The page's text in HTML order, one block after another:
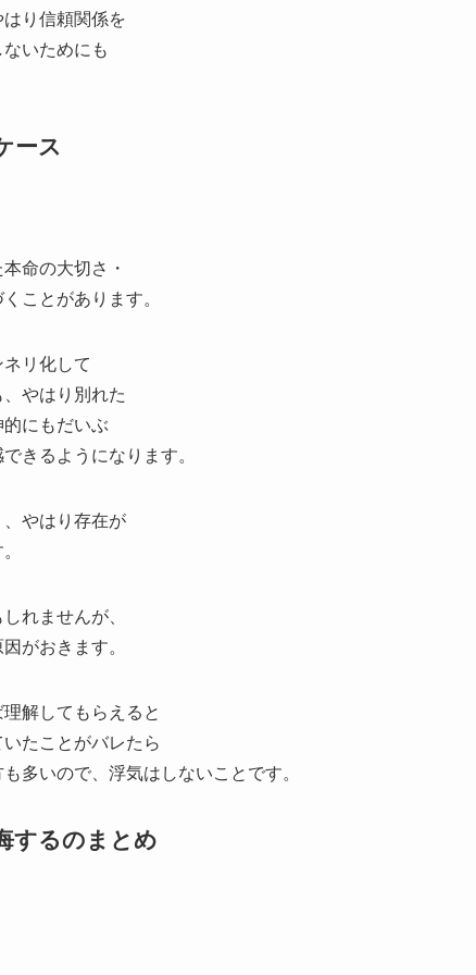
り信頼関係を
いためにも
ース
命の大切さ・
ことがあります。
リ化して
やはり別れた
にもだいぶ
きるようになります。
やはり存在が
れませんが、
がおきます。
解してもらえると
たことがバレたら
多いので、浮気はしないことです。
するのまとめ